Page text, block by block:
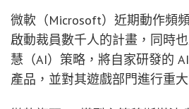
微軟（Microsoft）近期動作頻
啟動裁員數千人的計畫，同時
慧（AI）策略，將自家研發的
產品，並對其遊戲部門進行重大